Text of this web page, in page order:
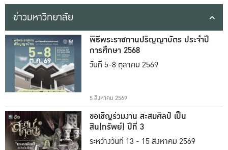
ข่าวมหาวิทยาลัย
พิธีพระราชทานปริญญาบัตร ประจำปี
การศึกษา 2568
วันที่ 5-8 ตุลาคม 2569
5 สิงหาคม 2569
ขอเชิญร่วมงาน สะสมศิลป์ เป็น
สิน(ทรัพย์) ปีที่ 3
ระหว่างวันที่ 13 - 15 สิงหาคม 2569